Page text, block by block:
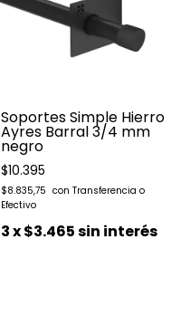
Soportes Simple Hierro
Ayres Barral 3/4 mm
negro
$10.395
$8.835,75
3x$3.465sin interés